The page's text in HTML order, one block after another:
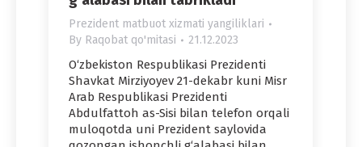
Prezident matbuot xizmati yangiliklari
By Raqobat qo'mitasi 21.12.2023
O‘zbekiston Respublikasi Prezidenti
Shavkat Mirziyoyev 21-dekabr kuni Misr
Arab Respublikasi Prezidenti
Abdulfattoh as-Sisi bilan telefon orqali
muloqotda uni Prezident saylovida